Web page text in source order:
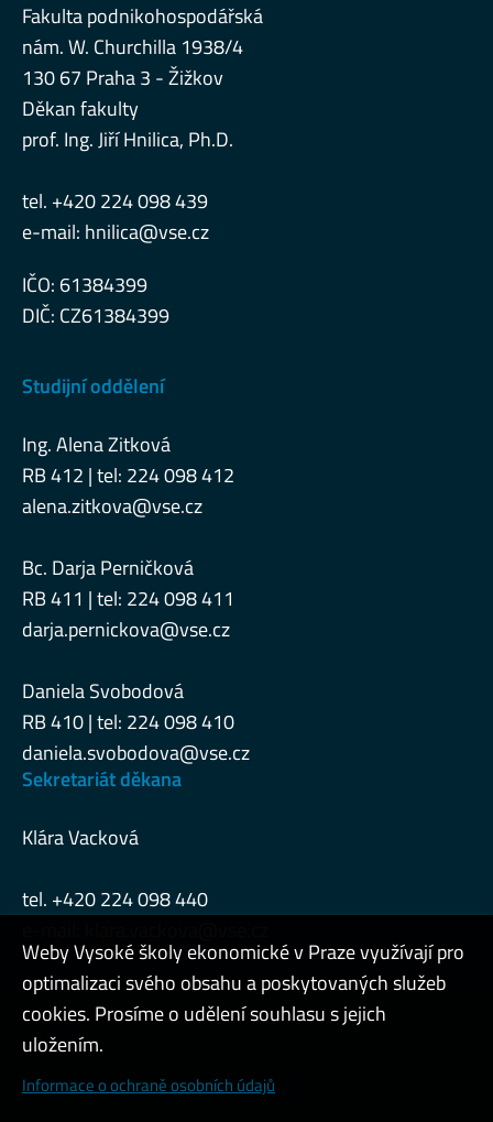
Fakulta podnikohospodářská
nám. W. Churchilla 1938/4
130 67 Praha 3 - Žižkov
Děkan fakulty
prof. Ing. Jiří Hnilica, Ph.D.
tel. +420 224 098 439
e-mail: hnilica@vse.cz
IČO: 61384399
DIČ: CZ61384399
Studijní oddělení
Ing. Alena Zitková
RB 412 | tel: 224 098 412
alena.zitkova@vse.cz
Bc. Darja Perničková
RB 411 | tel: 224 098 411
darja.pernickova@vse.cz
Daniela Svobodová
RB 410 | tel: 224 098 410
daniela.svobodova@vse.cz
Sekretariát děkana
Klára Vacková
tel. +420 224 098 440
Admin
Cookies a ochrana osobních údajů
Weby Vysoké školy ekonomické v Praze využívají pro
optimalizaci svého obsahu a poskytovaných služeb
cookies. Prosíme o udělení souhlasu s jejich
uložením.
Informace o ochraně osobních údajů